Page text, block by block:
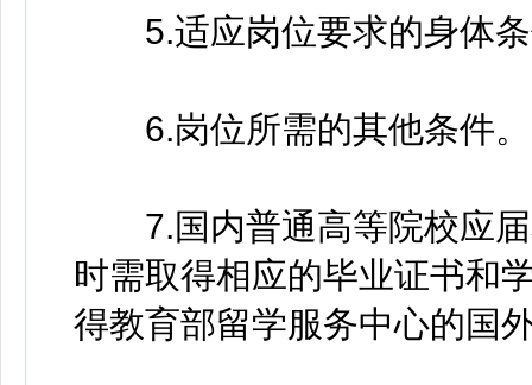
5.适应岗位要求的身体条
6.岗位所需的其他条件。
7.国内普通高等院校应届
时需取得相应的毕业证书和
得教育部留学服务中心的国